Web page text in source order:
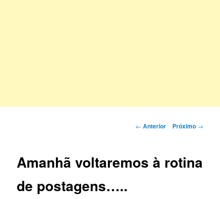
Navegação
← Anterior Próximo →
Amanhã voltaremos à rotina
de postagens…..